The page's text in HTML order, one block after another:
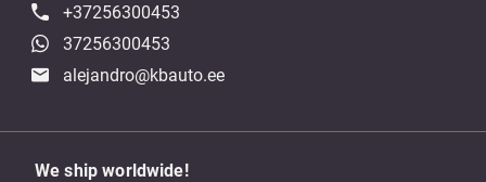
+37256300453
37256300453
alejandro@kbauto.ee
We ship worldwide!